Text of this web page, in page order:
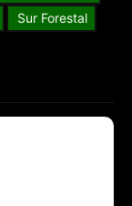
Sur Forestal